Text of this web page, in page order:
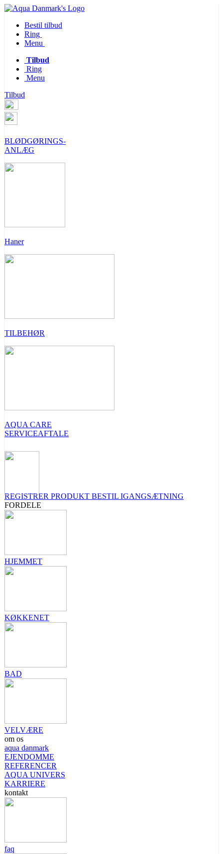
Bestil tilbud
Ring
Menu
Tilbud
Ring
Menu
Tilbud
BLØDGØRINGS-
ANLÆG
Haner
TILBEHØR
AQUA CARE
SERVICEAFTALE
REGISTRER PRODUKT BESTIL IGANGSÆTNING
FORDELE
HJEMMET
KØKKENET
BAD
VELVÆRE
om os
aqua danmark
EJENDOMME
REFERENCER
AQUA UNIVERS
KARRIERE
kontakt
faq